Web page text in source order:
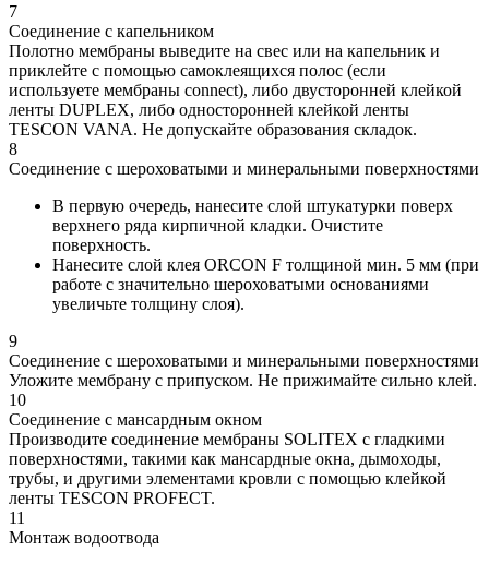
7
Соединение с капельником
Полотно мембраны выведите на свес или на капельник и
приклейте с помощью самоклеящихся полос (если
используете мембраны connect), либо двусторонней клейкой
ленты DUPLEX, либо односторонней клейкой ленты
TESCON VANA. Не допускайте образования складок.
8
Соединение с шероховатыми и минеральными поверхностями
В первую очередь, нанесите слой штукатурки поверх
верхнего ряда кирпичной кладки. Очистите
поверхность.
Нанесите слой клея ORCON F толщиной мин. 5 мм (при
работе с значительно шероховатыми основаниями
увеличьте толщину слоя).
9
Соединение с шероховатыми и минеральными поверхностями
Уложите мембрану с припуском. Не прижимайте сильно клей.
10
Соединение с мансардным окном
Производите соединение мембраны SOLITEX с гладкими
поверхностями, такими как мансардные окна, дымоходы,
трубы, и другими элементами кровли с помощью клейкой
ленты TESCON PROFECT.
11
Монтаж водоотвода